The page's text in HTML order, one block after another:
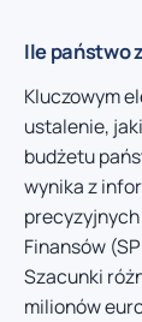
Ile państwo
Kluczowym
ustalenie,
budżetu
wynika z
precyzyjnych
Finansów
Szacunki
milionów